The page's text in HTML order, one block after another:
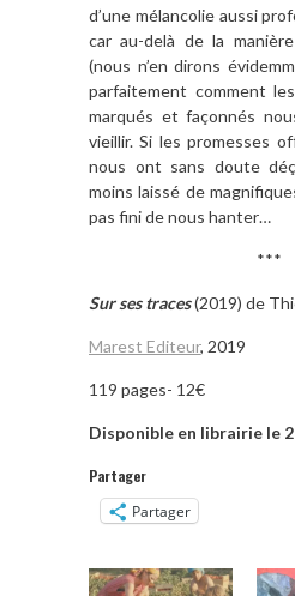
d’une mélancolie aussi
car au-delà de la
(nous n’en dirons
parfaitement comment
marqués et façonnés
vieillir. Si les promesses
nous ont sans doute
moins laissé de
pas fini de nous hanter…
***
Sur ses traces(2019) de
Marest Editeur, 2019
119 pages- 12€
Disponible en librairie le
Partager
Partager